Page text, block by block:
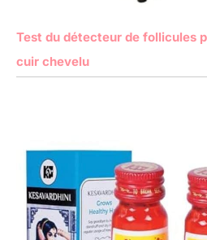
Test du détecteur de follicules
cuir chevelu